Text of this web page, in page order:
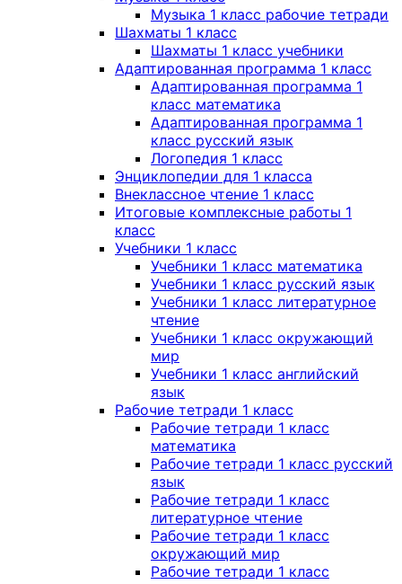
Музыка 1 класс рабочие тетради
Шахматы 1 класс
Шахматы 1 класс учебники
Адаптированная программа 1 класс
Адаптированная программа 1
класс математика
Адаптированная программа 1
класс русский язык
Логопедия 1 класс
Энциклопедии для 1 класса
Внеклассное чтение 1 класс
Итоговые комплексные работы 1
класс
Учебники 1 класс
Учебники 1 класс математика
Учебники 1 класс русский язык
Учебники 1 класс литературное
чтение
Учебники 1 класс окружающий
мир
Учебники 1 класс английский
язык
Рабочие тетради 1 класс
Рабочие тетради 1 класс
математика
Рабочие тетради 1 класс русский
язык
Рабочие тетради 1 класс
литературное чтение
Рабочие тетради 1 класс
окружающий мир
Рабочие тетради 1 класс